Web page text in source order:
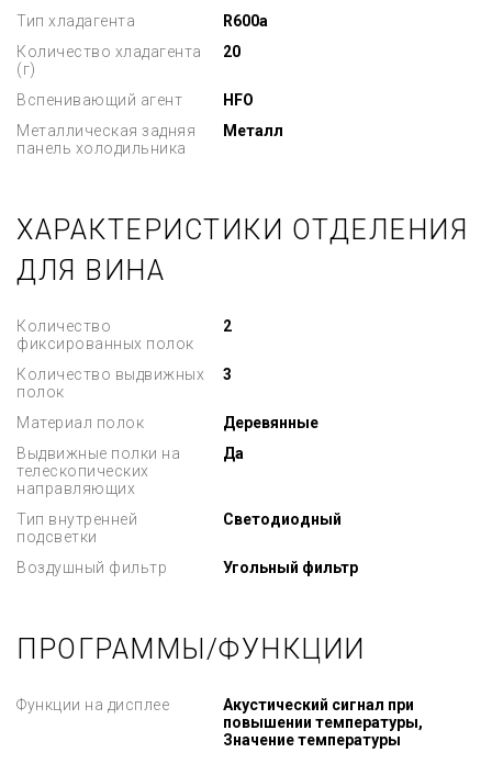
Тип хладагента
R600a
Количество хладагента
(г)
20
Вспенивающий агент
HFO
Металлическая задняя
панель холодильника
Металл
ХАРАКТЕРИСТИКИ ОТДЕЛЕНИЯ
ДЛЯ ВИНА
Количество
фиксированных полок
2
Количество выдвижных
полок
3
Материал полок
Деревянные
Выдвижные полки на
телескопических
направляющих
Да
Тип внутренней
подсветки
Светодиодный
Воздушный фильтр Угольный фильтр
ПРОГРАММЫ/ФУНКЦИИ
Функции на дисплее
Акустический сигнал при
повышении температуры,
Значение температуры